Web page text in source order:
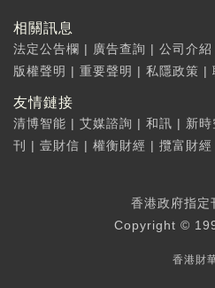
相關訊息
法定公告欄 | 廣告查詢 | 公司介紹
版權聲明 | 重要聲明 | 私隱政策 |
友情鏈接
清博智能 | 艾媒諮詢 | 和訊 | 新時
刊
| 壹財信 | 權衡財經 | 攬富財經
香港政府指定
Copyright ©
香港財